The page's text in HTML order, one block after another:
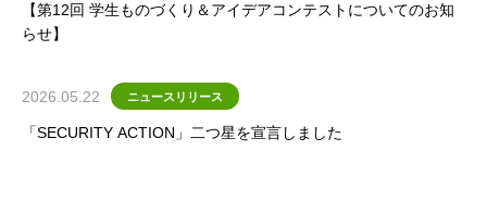
【第12回 学生ものづくり＆アイデアコンテストについてのお知
らせ】
2026.05.22 ニュースリリース
「SECURITY ACTION」二つ星を宣言しました